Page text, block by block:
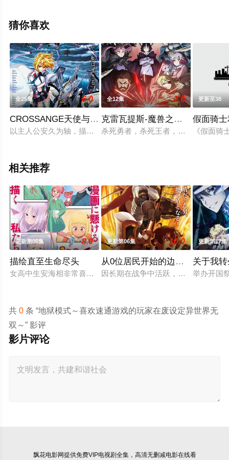
本动漫，手机免费观看高清未删减完整版动漫全集就上飘
网等平台了解。
猜你喜欢
全25集 6.0
CROSSANGE天使与龙的轮舞
以主人公安久为轴，描写战斗少女们的群像剧。故事讲述了掌
全12集 2.0
克雷瓦提斯-魔兽之王与婴儿与尸
杀死勇者，杀死王者，魔兽得到了“
更新至38
假面骑
《假面骑
相关推荐
更新第06集 8.0
描绘直至生命尽头
女高中生安海相非常喜欢看漫画，尤其是 ☆野0 的《机器太与
更新第06集 10.0
从0位居民开始的边境领主大人
因长期在战争中活跃，而被称为〝
更新第17集
关于我
举办开国
共 0条 “地狱模式～喜欢速通游戏的玩家在废设定异世界无
双～” 影评
影片评论
飘花电影网提供免费VIP电视剧全集，高清无删减电影在线看